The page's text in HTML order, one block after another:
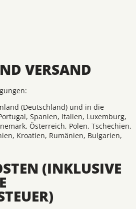
VERSAND
(Deutschland) und in die
Spanien, Italien, Luxemburg,
Österreich, Polen, Tschechien,
Kroatien, Rumänien, Bulgarien,
(INKLUSIVE